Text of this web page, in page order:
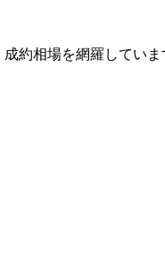
約相場を網羅していま